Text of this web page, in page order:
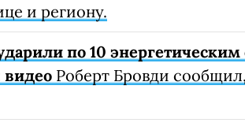
и региону.
по 10
видео Роберт Бровди